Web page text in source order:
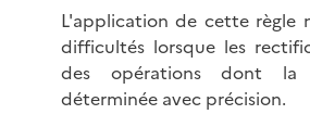
L'application de cette règle
difficultés lorsque les
des opérations dont
déterminée avec précision.